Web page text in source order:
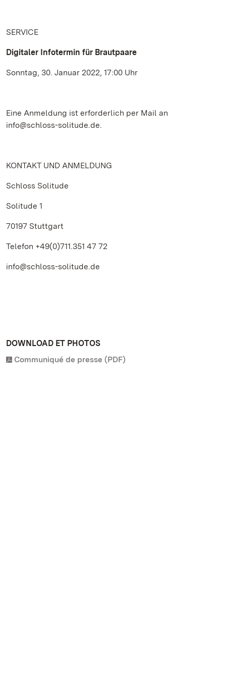
SERVICE
Digitaler Infotermin für Brautpaare
Sonntag, 30. Januar 2022, 17:00 Uhr
Eine Anmeldung ist erforderlich per Mail an
info@schloss-solitude.de.
KONTAKT UND ANMELDUNG
Schloss Solitude
Solitude 1
70197 Stuttgart
Telefon +49(0)711.351 47 72
info@schloss-solitude.de
DOWNLOAD ET PHOTOS
Communiqué de presse (PDF)